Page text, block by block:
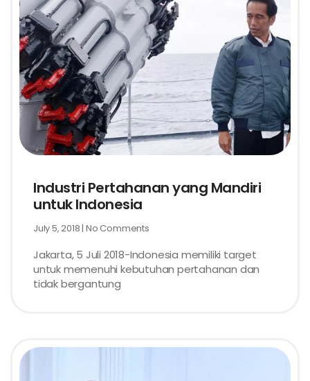
Industri Pertahanan yang Mandiri
untuk Indonesia
July 5, 2018 No Comments
Jakarta, 5 Juli 2018-Indonesia memiliki target
untuk memenuhi kebutuhan pertahanan dan
tidak bergantung